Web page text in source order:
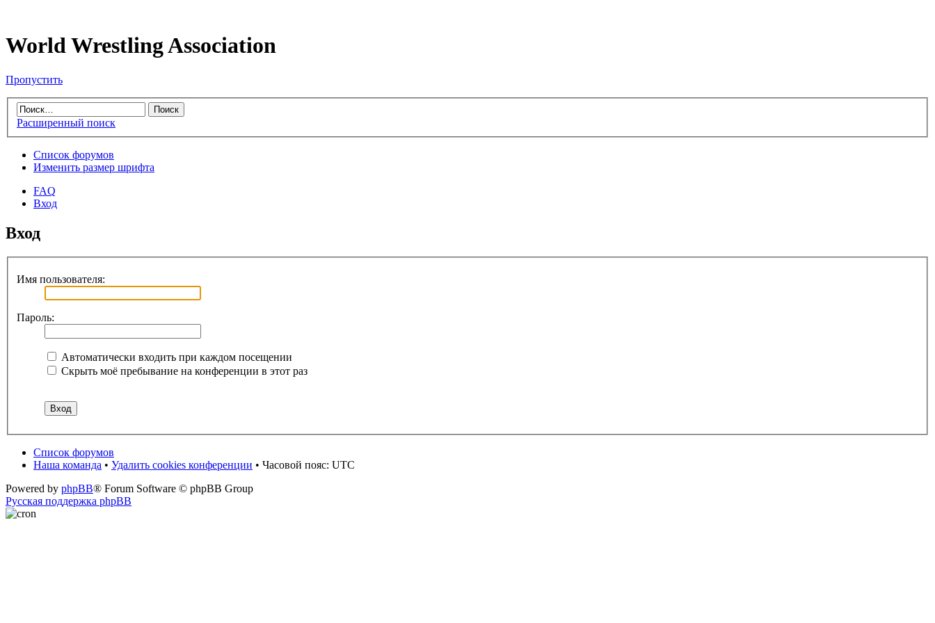
World Wrestling Association
Пропустить
Расширенный поиск
Список форумов
Изменить размер шрифта
FAQ
Вход
Вход
Имя пользователя:
Пароль:
Автоматически входить при каждом посещении
Скрыть моё пребывание на конференции в этот раз
Список форумов
Наша команда • Удалить cookies конференции • Часовой пояс: UTC
Powered by phpBB® Forum Software © phpBB Group
Русская поддержка phpBB